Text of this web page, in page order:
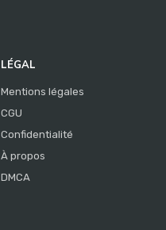
LÉGAL
Mentions légales
CGU
Confidentialité
À propos
DMCA